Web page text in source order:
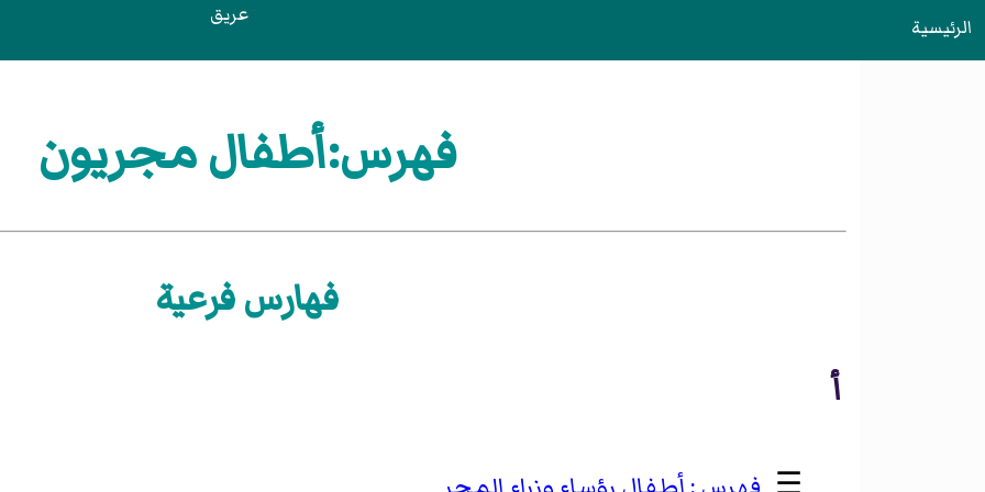
الرئيسية عريق
فهرس:أطفال مجريون
فهارس فرعية
أ